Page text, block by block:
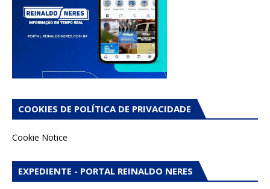
COOKIES DE POLÍTICA DE PRIVACIDADE
Cookie Notice
EXPEDIENTE - PORTAL REINALDO NERES